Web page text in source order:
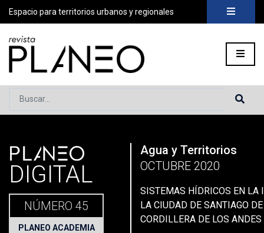
Espacio para territorios urbanos y regionales
Buscar...
Portada» Planeo Hoy Secciones»Planeo Academia»
PLANEO
DIGITAL
NÚMERO 45
PLANEO ACADEMIA
Agua y Territorios
OCTUBRE 2020
SISTEMAS HÍDRICOS EN LA
LA CIUDAD DE SANTIAGO
CORDILLERA DE LOS ANDES